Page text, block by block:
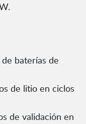
baterías de
de litio en ciclos
de validación en